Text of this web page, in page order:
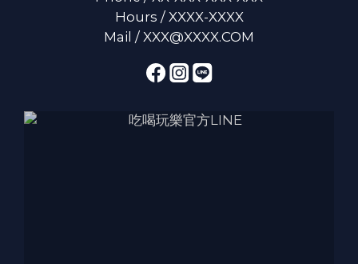
Hours / XXXX-XXXX
Mail / XXX@XXXX.COM